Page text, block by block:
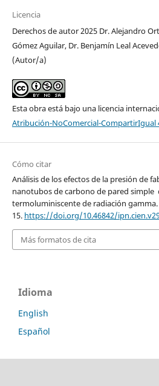
Licencia
Derechos de autor 2025 Dr. Alejandro
Gómez Aguilar, Dr. Benjamín Leal
(Autor/a)
Esta obra está bajo una licencia
Atribución-NoComercial-CompartirIgual
Cómo citar
Análisis de los efectos de la presión de
nanotubos de carbono de pared
termoluminiscente de radiación gamma.
15. https://doi.org/10.46842/
Más formatos de cita
Idioma
English
Español